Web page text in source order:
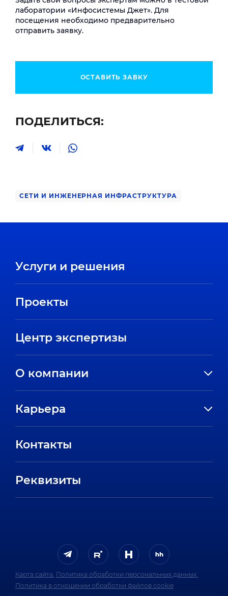
лаборатории «Инфосистемы Джет». Для
посещения необходимо предварительно
отправить заявку.
ОСТАВИТЬ ЗАВКУ
ПОДЕЛИТЬСЯ:
СЕТИ И ИНЖЕНЕРНАЯ ИНФРАСТРУКТУРА
Услуги и решения
Проекты
Центр экспертизы
О компании
Направления
Карьера
Стажировки
Контакты
Реквизиты
Карта сайта. Политика обработки персональных данных.
Политика в отношении обработки файлов cookie